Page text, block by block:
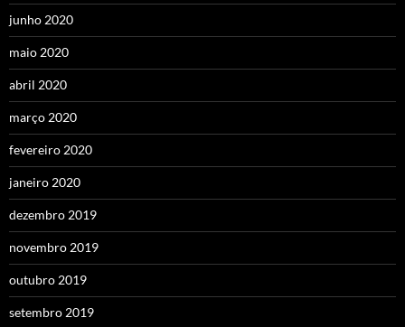
junho 2020
maio 2020
abril 2020
março 2020
fevereiro 2020
janeiro 2020
dezembro 2019
novembro 2019
outubro 2019
setembro 2019